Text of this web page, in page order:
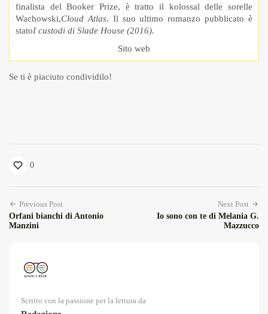
finalista del Booker Prize, è tratto il kolossal delle sorelle
Wachowski,Cloud Atlas. Il suo ultimo romanzo pubblicato è
statoI custodi di Slade House (2016).
Sito web
Se ti è piaciuto condividilo!
0
Previous Post
Orfani bianchi di Antonio
Manzini
Next Post
Io sono con te di Melania G.
Mazzucco
Scritto con la passione per la lettura da